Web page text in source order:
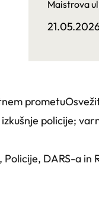
Maistrova
policije;
DARS-a in